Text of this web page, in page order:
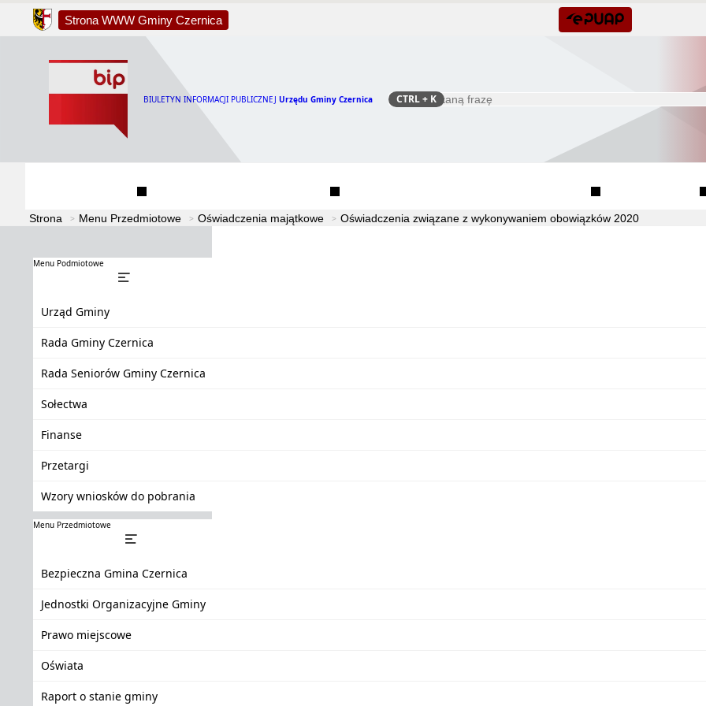
Strona WWW Gminy Czernica
BIULETYN INFORMACJI PUBLICZNEJ Urzędu Gminy Czernica Szukaj
CTRL+ K
Strona Menu Przedmiotowe Oświadczenia majątkowe Oświadczenia związane z wykonywaniem obowiązków 2020
Menu Podmiotowe
Urząd Gminy
Rada Gminy Czernica
Rada Seniorów Gminy Czernica
Sołectwa
Finanse
Przetargi
Wzory wniosków do pobrania
Menu Przedmiotowe
Bezpieczna Gmina Czernica
Jednostki Organizacyjne Gminy
Prawo miejscowe
Oświata
Raport o stanie gminy